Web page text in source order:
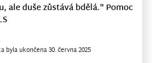
ale duše zůstává bdělá." Pomoc
byla ukončena 30. června 2025